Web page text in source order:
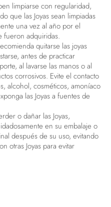
limpiarse con regularidad,
que las Joyas sean limpiadas
una vez al año por el
fueron adquiridas.
quitarse las joyas
antes de practicar
al lavarse las manos o al
corrosivos. Evite el contacto
alcohol, cosméticos, amoníaco
las Joyas a fuentes de
o dañar las Joyas,
en su embalaje o
después de su uso, evitando
otras Joyas para evitar